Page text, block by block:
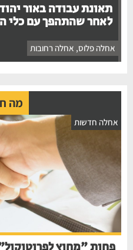
תאונת עבודה באור יהודה:
לאחר שהתהפך עם כלי
אחלה פלוס ,אחלה רחובות
מה
חדשות